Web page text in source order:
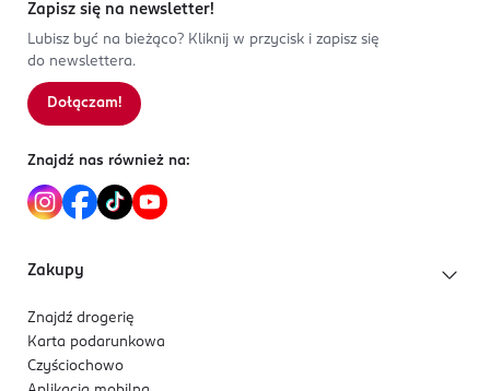
Zapisz się na newsletter!
Lubisz być na bieżąco? Kliknij w przycisk i zapisz się
do newslettera.
Dołączam!
Znajdź nas również na:
Zakupy
Znajdź drogerię
Karta podarunkowa
Czyściochowo